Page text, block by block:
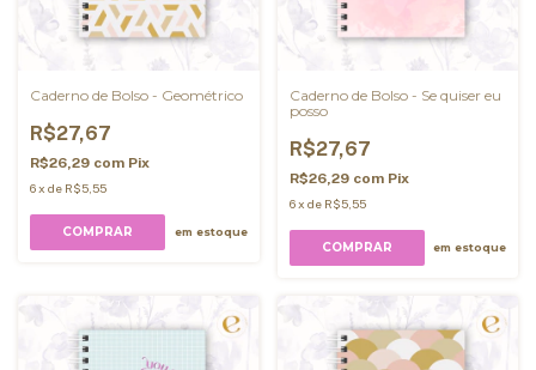
Caderno de Bolso - Geométrico
R$27,67
R$26,29 com Pix
6x de R$5,55
COMPRAR em estoque
Caderno de Bolso - Se quiser eu
posso
R$27,67
R$26,29 com Pix
6 x de R$5,55
COMPRAR em estoque